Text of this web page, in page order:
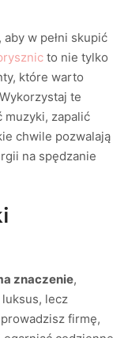
aby w pełni skupić
to nie tylko
które warto
te
muzyki, zapalić
chwile pozwalają
na spędzanie
znaczenie,
lecz
firmę,